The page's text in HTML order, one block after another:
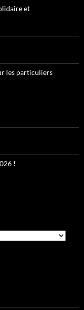
et
les particuliers
!